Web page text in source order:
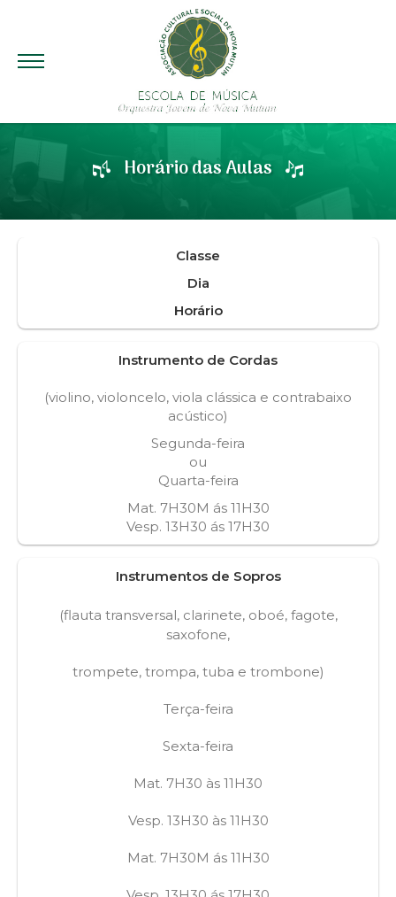
Horário das Aulas
Classe
Dia
Horário
Instrumento de Cordas
(violino, violoncelo, viola clássica e contrabaixo
acústico)
Segunda-feira
ou
Quarta-feira
Mat. 7H30M ás 11H30
Vesp. 13H30 ás 17H30
Instrumentos de Sopros
(flauta transversal, clarinete, oboé, fagote,
saxofone,
trompete, trompa, tuba e trombone)
Terça-feira
Sexta-feira
Mat. 7H30 às 11H30
Vesp. 13H30 às 11H30
Mat. 7H30M ás 11H30